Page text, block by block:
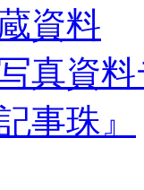
資料
真資
事珠』